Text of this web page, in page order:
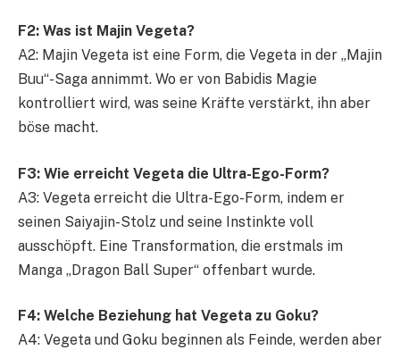
F2: Was ist Majin Vegeta?
A2: Majin Vegeta ist eine Form, die Vegeta in der „Majin
Buu“-Saga annimmt. Wo er von Babidis Magie
kontrolliert wird, was seine Kräfte verstärkt, ihn aber
böse macht.
F3: Wie erreicht Vegeta die Ultra-Ego-Form?
A3: Vegeta erreicht die Ultra-Ego-Form, indem er
seinen Saiyajin-Stolz und seine Instinkte voll
ausschöpft. Eine Transformation, die erstmals im
Manga „Dragon Ball Super“ offenbart wurde.
F4: Welche Beziehung hat Vegeta zu Goku?
A4: Vegeta und Goku beginnen als Feinde, werden aber